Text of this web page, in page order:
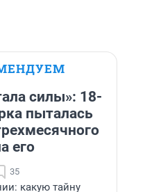
силы»: 18-
пыталась
его
35
какую тайну